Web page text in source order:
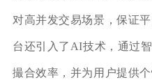
对高并发交易场景，保证
台还引入了AI技术，通过
撮合效率，并为用户提供